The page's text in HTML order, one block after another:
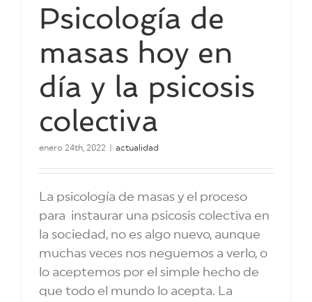
Psicología de
masas hoy en
día y la psicosis
colectiva
enero 24th, 2022 actualidad
La psicología de masas y el proceso
para instaurar una psicosis colectiva en
la sociedad, no es algo nuevo, aunque
muchas veces nos neguemos a verlo, o
lo aceptemos por el simple hecho de
que todo el mundo lo acepta. La